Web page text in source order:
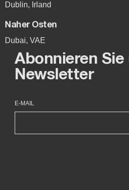
Dublin, Irland
Naher Osten
Dubai, VAE
Abonnieren Sie
Newsletter
E-MAIL